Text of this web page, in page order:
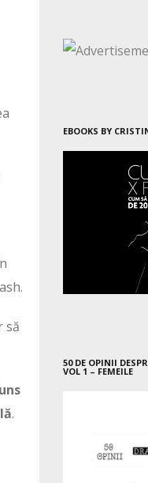
să
.
EBOOKS BY
50 DE OPINII
VOL 1 – FEMEILE